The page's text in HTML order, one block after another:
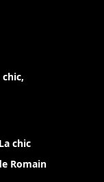
chic
Romain